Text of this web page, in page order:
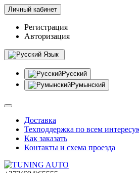
Личный кабинет
Регистрация
Авторизация
Язык
Русский
Румынский
Доставка
Техподдержка по всем
Как заказать
Контакты и схема проезда